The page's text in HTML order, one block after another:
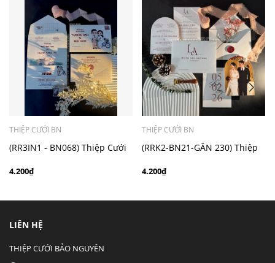
- Mẫu dưới 3000 giá chưa bao gồm bản đồ, quý khách
có nhu cầu in bản đồ sẽ có mức phí 300 - 500 đồng 1
thiệp tuỳ chất liệu.
THIỆP CƯỚI BN
(RR3IN1 - BN068) Thiệp Cưới
4.200₫
THIỆP CƯỚI BN
(RRK2-BN21-GÂN 230) Thiệp
230g
4.200₫
LIÊN HỆ
THIỆP CƯỚI BẢO NGUYÊN